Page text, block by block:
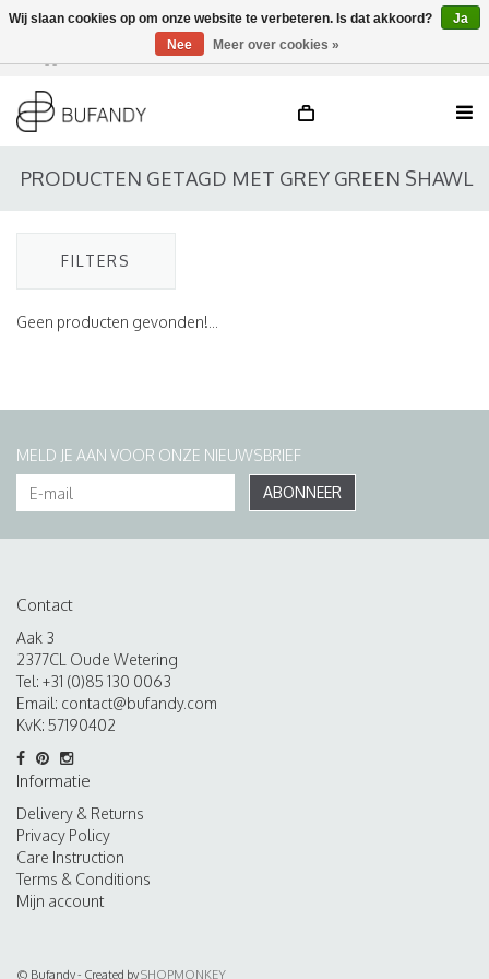
DE / EN
PRODUCTEN GETAGD MET GREY GREEN SHAWL
FILTERS
Geen producten gevonden!...
MELD JE AAN VOOR ONZE NIEUWSBRIEF
ABONNEER
Contact
Aak 3
2377CL Oude Wetering
Tel: +31 (0)85 130 0063
Email: contact@bufandy.com
KvK: 57190402
Informatie
Delivery & Returns
Privacy Policy
Care Instruction
Terms & Conditions
Mijn account
© Bufandy - Created bySHOPMONKEY
Wij slaan cookies op om onze website te verbeteren. Is dat akkoord?
Ja
Nee
Meer over cookies »